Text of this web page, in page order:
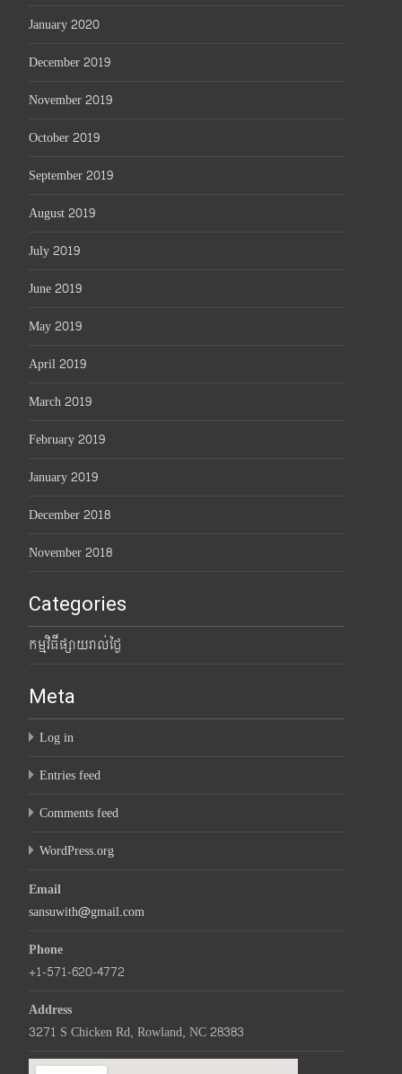
January 2020
December 2019
November 2019
October 2019
September 2019
August 2019
July 2019
June 2019
May 2019
April 2019
March 2019
February 2019
January 2019
December 2018
November 2018
Categories
កម្មវិធីផ្សាយរាល់ថ្ងៃ
Meta
Log in
Entries feed
Comments feed
WordPress.org
Email
sansuwith@gmail.com
Phone
+1-571-620-4772
Address
3271 S Chicken Rd, Rowland, NC 28383